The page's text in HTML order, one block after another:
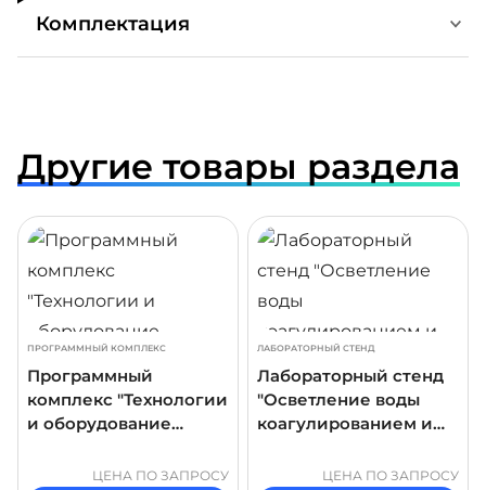
Комплектация
Другие товары раздела
ПРОГРАММНЫЙ КОМПЛЕКС
Программный
комплекс "Технологии
и оборудование
ЦЕНА ПО ЗАПРОСУ
ЛАБОРАТОРНЫЙ СТЕНД
Лабораторный стенд
"Осветление воды
коагулированием и
Параметры процесса"
ЦЕНА ПО ЗАПРОСУ
ПОДРОБНЕЕ